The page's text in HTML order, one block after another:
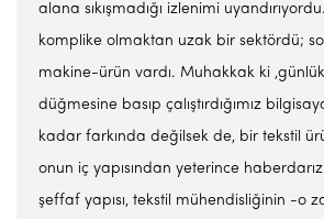
alana sıkışmadığı izlenimi
komplike olmaktan uzak bir sektördü;
makine-ürün vardı. Muhakkak ki
düğmesine basıp çalıştırdığımız
kadar farkında değilsek de, bir tekstil
onun iç yapısından yeterince
şeffaf yapısı, tekstil mühendisliğinin -o